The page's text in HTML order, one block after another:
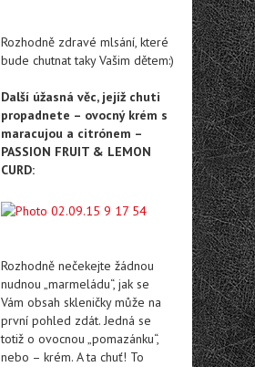
Rozhodně zdravé mlsání, které
bude chutnat taky Vašim dětem:)
Další úžasná věc, jejíž chuti
propadnete – ovocný krém s
maracujou a citrónem –
PASSION FRUIT & LEMON
CURD:
Rozhodně nečekejte žádnou
nudnou „marmeládu“, jak se
Vám obsah skleničky může na
první pohled zdát. Jedná se
totiž o ovocnou „pomazánku“,
nebo – krém. A ta chuť! To